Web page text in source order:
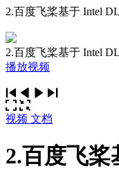
2.百度飞桨基于 Intel
2.百度飞桨基于 Intel
播放视频
视频 文档
2.百度飞桨